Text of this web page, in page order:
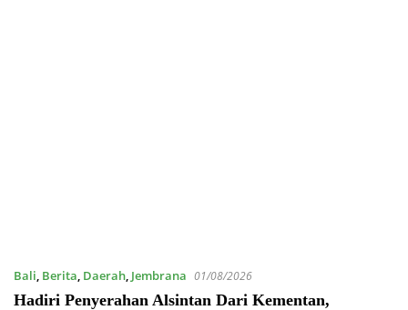
Bali, Berita, Daerah, Jembrana 01/08/2026
Hadiri Penyerahan Alsintan Dari Kementan,